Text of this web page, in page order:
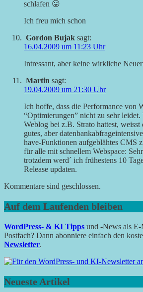
schlafen 😛
Ich freu mich schon
Gordon Bujak sagt:
16.04.2009 um 11:23 Uhr
Intressant, aber keine wirkliche
Martin sagt:
19.04.2009 um 21:30 Uhr
Ich hoffe, dass die Performance von
“Optimierungen” nicht zu sehr leidet.
Weblog bei z.B. Strato hattest, weisst
gutes, aber
have-Funktionen aufgeblähtes CMS
für alle mit schnellem Webspace:
trotzdem werd´ ich frühestens 10
Release updaten.
Kommentare sind geschlossen.
Auf dem Laufenden bleiben
WordPress- & KI Tipps und -News als
Postfach? Dann abonniere einfach den
Newsletter.
Neueste Artikel